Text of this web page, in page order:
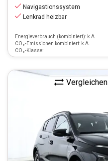
Navigastionssystem
Lenkrad heizbar
Energieverbrauch (kombiniert): k.A.
CO₂-Emissionen kombiniert: k.A.
CO₂-Klasse:
Vergleichen